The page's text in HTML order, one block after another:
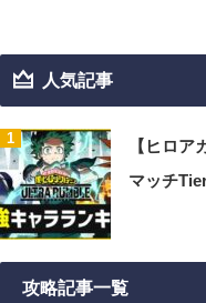
人気記事
【ヒロ
マッチ
攻略記事一覧